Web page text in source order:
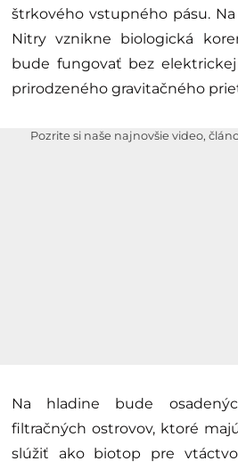
štrkového vstupného pásu.
Nitry vznikne biologická
bude fungovať bez
prirodzeného gravitačného
Pozrite si naše najnovšie video,
Na hladine bude
filtračných ostrovov, ktoré
slúžiť ako biotop pre